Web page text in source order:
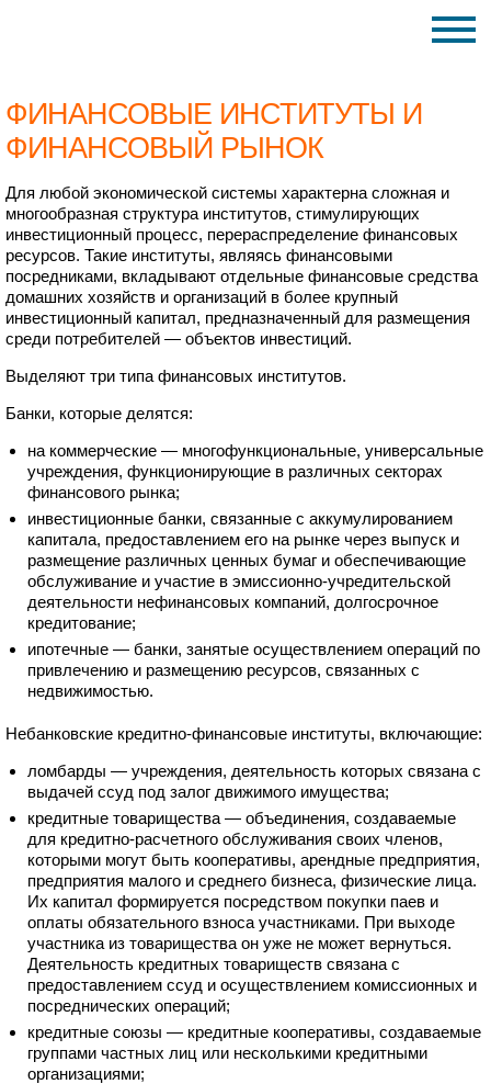
ФИНАНСОВЫЕ ИНСТИТУТЫ И
ФИНАНСОВЫЙ РЫНОК
Для любой экономической системы характерна сложная и
многообразная структура институтов, стимулирующих
инвестиционный процесс, перераспределение финансовых
ресурсов. Такие институты, являясь финансовыми
посредниками, вкладывают отдельные финансовые средства
домашних хозяйств и организаций в более крупный
инвестиционный капитал, предназначенный для размещения
среди потребителей — объектов инвестиций.
Выделяют три типа финансовых институтов.
Банки, которые делятся:
на коммерческие — многофункциональные, универсальные
учреждения, функционирующие в различных секторах
финансового рынка;
инвестиционные банки, связанные с аккумулированием
капитала, предоставлением его на рынке через выпуск и
размещение различных ценных бумаг и обеспечивающие
обслуживание и участие в эмиссионно-учредительской
деятельности нефинансовых компаний, долгосрочное
кредитование;
ипотечные — банки, занятые осуществлением операций по
привлечению и размещению ресурсов, связанных с
недвижимостью.
Небанковские кредитно-финансовые институты, включающие:
ломбарды — учреждения, деятельность которых связана с
выдачей ссуд под залог движимого имущества;
кредитные товарищества — объединения, создаваемые
для кредитно-расчетного обслуживания своих членов,
которыми могут быть кооперативы, арендные предприятия,
предприятия малого и среднего бизнеса, физические лица.
Их капитал формируется посредством покупки паев и
оплаты обязательного взноса участниками. При выходе
участника из товарищества он уже не может вернуться.
Деятельность кредитных товариществ связана с
предоставлением ссуд и осуществлением комиссионных и
посреднических операций;
кредитные союзы — кредитные кооперативы, создаваемые
группами частных лиц или несколькими кредитными
организациями;